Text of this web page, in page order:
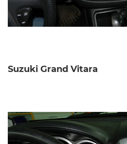
Suzuki Grand Vitara